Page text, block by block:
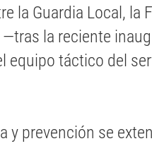
la Guardia Local, la
la reciente
equipo táctico del
y prevención se